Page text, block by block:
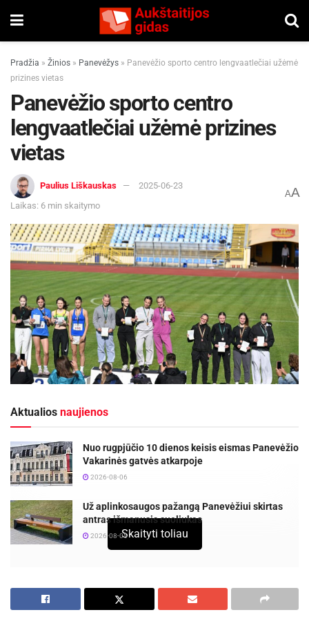
Pradžia » Žinios » Panevėžys » Panevėžio sporto centro lengvaatlečiai užėmė
prizines vietas
Panevėžio sporto centro
lengvaatlečiai užėmė prizines
vietas
Paulius Liškauskas
2025-06-23
Laikas: 6 min skaitymo
AA
Aktualios naujienos
Nuo rugpjūčio 10 dienos keisis eismas Panevėžio
Vakarinės gatvės atkarpoje
2026-08-06
Už aplinkosaugos pažangą Panevėžiui skirtas
antras išmanusis suoliukas
2026-08-05
lengvosios atletikos čempionatas, kuriame gerus
Skaityti toliau